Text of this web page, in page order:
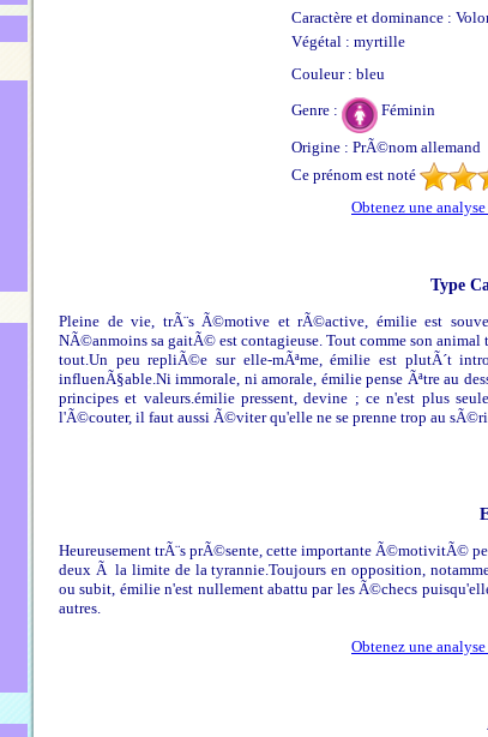
Caractère et dominance :
Végétal : myrtille
Couleur : bleu
Genre : Féminin
Origine : PrÃ©nom allemand
Ce prénom est noté
Obtenez une
Type
Pleine de vie, trÃ¨s Ã©motive et rÃ©active, émilie est
NÃ©anmoins sa gaitÃ© est contagieuse. Tout comme son
tout.Un peu repliÃ©e sur elle-mÃªme, émilie est plutÃ´t
influenÃ§able.Ni immorale, ni amorale, émilie pense Ãªtre au
principes et valeurs.émilie pressent, devine ; ce n'est plus
l'Ã©couter, il faut aussi Ã©viter qu'elle ne se prenne trop au
Heureusement trÃ¨s prÃ©sente, cette importante Ã©motivitÃ©
deux Ã la limite de la tyrannie.Toujours en opposition,
ou subit, émilie n'est nullement abattu par les Ã©checs
autres.
Obtenez une